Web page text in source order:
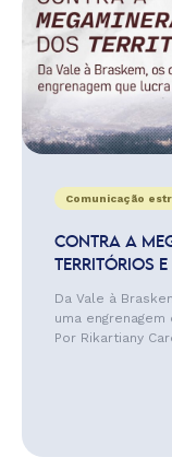
Comunicação
CONTRA A
TERRITÓRIOS
Da Vale à
uma
Por Rikartiany